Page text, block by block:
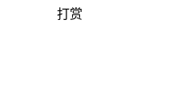
打赏